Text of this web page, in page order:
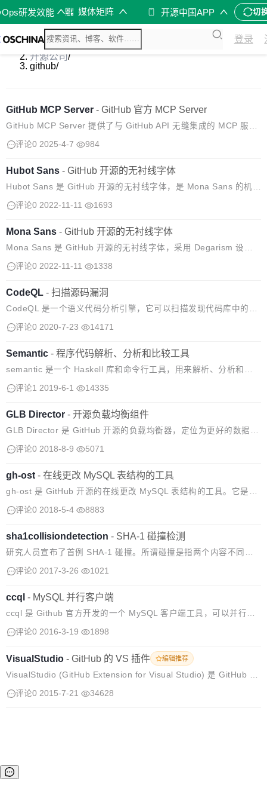
研发效能 媒体矩阵 开源中国APP 切
登录
开源软件/
开源公司/
github/
GitHub MCP Server - GitHub 官方 MCP Server
GitHub MCP Server 提供了与 GitHub API 无缝集成的 MCP 服务
器，从而实现面向开发者和工具的高级自动化和交互功能。 使用案
评论0 2025-4-7 984
Hubot Sans - GitHub 开源的无衬线字体
Hubot Sans 是 GitHub 开源的无衬线字体，是 Mona Sans 的机器
人伙伴。该字体的设计具有更多的几何特征，给人以技术性和特异
评论0 2022-11-11 1693
Mona Sans - GitHub 开源的无衬线字体
Mona Sans 是 GitHub 开源的无衬线字体，采用 Degarism 设
计，灵感来自工业时代的怪兽。Mona Sans 在产品、web 和印刷
评论0 2022-11-11 1338
CodeQL - 扫描源码漏洞
CodeQL 是一个语义代码分析引擎，它可以扫描发现代码库中的漏
洞。使用 CodeQL，可以像对待数据一样查询代码。编写查询条件
评论0 2020-7-23 14171
Semantic - 程序代码解析、分析和比较工具
semantic 是一个 Haskell 库和命令行工具，用来解析、分析和比
较程序代码。 使用方法： Parse Diff Graph 支持的编程语言：
评论1 2019-6-1 14335
GLB Director - 开源负载均衡组件
GLB Director 是 GitHub 开源的负载均衡器，定位为更好的数据中
心负载均衡器。 GLB Director 是第4层负载均衡器，可在大量物理
评论0 2018-8-9 5071
gh-ost - ​在线更改 MySQL 表结构的工具
gh-ost 是 GitHub 开源的在线更改 MySQL 表结构的工具。它是可
测试的，并提供了停止服务(pausability)、动态控制/重新配置、审
评论0 2018-5-4 8883
sha1collisiondetection - SHA-1 碰撞检测
研究人员宣布了首例 SHA-1 碰撞。所谓碰撞是指两个内容不同的
对象产生了相同的 SHA-1 哈希值。 在 Git 版本控制系统中，每个
评论0 2017-3-26 1021
ccql - MySQL 并行客户端
ccql 是 Github 官方开发的一个 MySQL 客户端工具，可以并行支
持多个 MySQL 服务器，相当于同时在多个 MySQL 服务器上执行
评论0 2016-3-19 1898
VisualStudio - GitHub 的 VS 插件 编辑推荐
VisualStudio (GitHub Extension for Visual Studio) 是 GitHub 的
Visual Studio 插件。 主要功能： 连接 GitHub 一键 cl...
评论0 2015-7-21 34628